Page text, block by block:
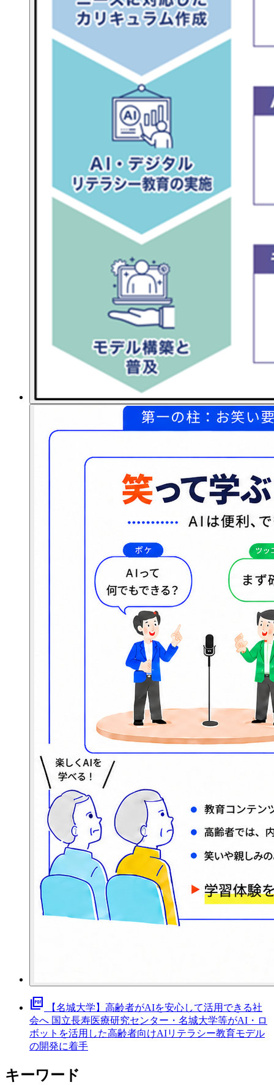
picture_as_pdf
【名城大学】高齢者がAIを安心して活用できる社
会へ 国立長寿医療研究センター・名城大学等がAI・ロ
ボットを活用した高齢者向けAIリテラシー教育モデル
の開発に着手
キーワード